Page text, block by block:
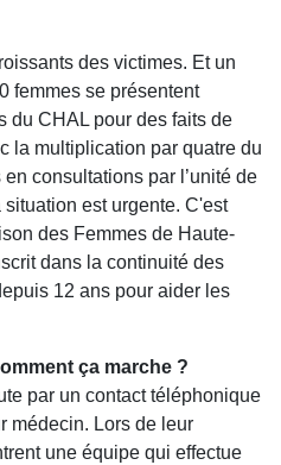
des victimes. Et un
femmes se présentent
du CHAL pour des faits de
la multiplication par quatre du
consultations par l’unité de
est urgente. C'est
des Femmes de Haute-
dans la continuité des
12 ans pour aider les
ça marche ?
par un contact téléphonique
médecin. Lors de leur
une équipe qui effectue